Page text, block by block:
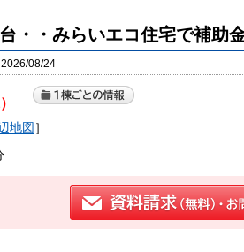
・・みらいエコ住宅で補助
08/24
地図］